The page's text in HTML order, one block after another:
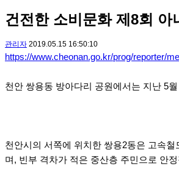
건전한 소비문화 제8회 아
관리자 2019.05.15 16:50:10
https://www.cheonan.go.kr/prog/reporter/
천안 쌍용동 방아다리 공원에서는 지난 5
천안시의 서쪽에 위치한 쌍용2동은 고속
며, 빈부 격차가 적은 중산층 주민으로 안